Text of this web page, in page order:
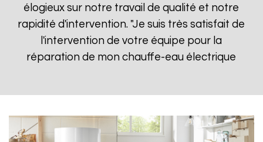
élogieux sur notre travail de qualité et notre
rapidité d'intervention. "Je suis très satisfait de
l'intervention de votre équipe pour la
réparation de mon chauffe-eau électrique